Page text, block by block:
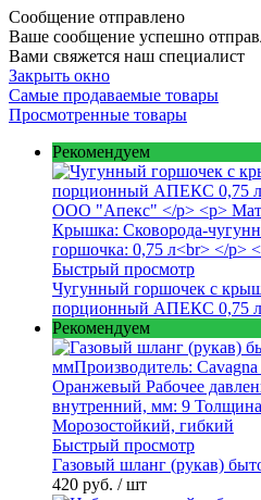
Сообщение отправлено
Ваше сообщение успешно
Вами свяжется наш специалист
Закрыть окно
Самые продаваемые товары
Просмотренные товары
Рекомендуем
Быстрый просмотр
Чугунный горшочек с
порционный АПЕКС 0,75 л
Рекомендуем
Быстрый просмотр
Газовый шланг (рукав)
420 руб. / шт